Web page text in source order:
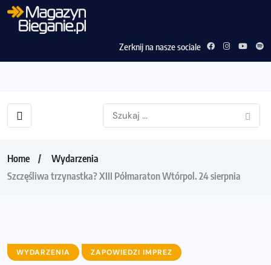
Zerknij na nasze sociale
Home
Wydarzenia
Szczęśliwa trzynastka? XIII Półmaraton Wtórpol. 24 sierpnia
WYDARZENIA ZAPOWIEDZI IMPREZ